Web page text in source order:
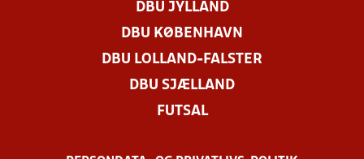
DBU JYLLAND
DBU KØBENHAVN
DBU LOLLAND-FALSTER
DBU SJÆLLAND
FUTSAL